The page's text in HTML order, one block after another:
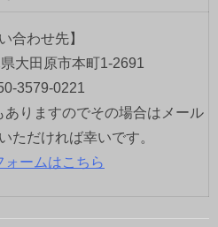
合わせ先】
大田原市本町1-2691
3579-0221
りますのでその場合はメール
ただければ幸いです。
ォームはこちら